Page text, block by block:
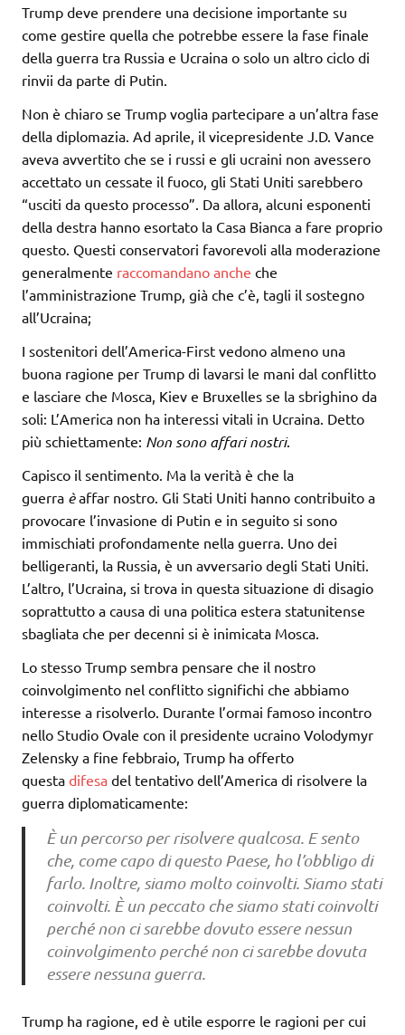
Trump deve prendere una decisione importante su
come gestire quella che potrebbe essere la fase finale
della guerra tra Russia e Ucraina o solo un altro ciclo di
rinvii da parte di Putin.
Non è chiaro se Trump voglia partecipare a un’altra fase
della diplomazia. Ad aprile, il vicepresidente J.D. Vance
aveva avvertito che se i russi e gli ucraini non avessero
accettato un cessate il fuoco, gli Stati Uniti sarebbero
“usciti da questo processo”. Da allora, alcuni esponenti
della destra hanno esortato la Casa Bianca a fare proprio
questo. Questi conservatori favorevoli alla moderazione
generalmente raccomandano anche che
l’amministrazione Trump, già che c’è, tagli il sostegno
all’Ucraina;
I sostenitori dell’America-First vedono almeno una
buona ragione per Trump di lavarsi le mani dal conflitto
e lasciare che Mosca, Kiev e Bruxelles se la sbrighino da
soli: L’America non ha interessi vitali in Ucraina. Detto
più schiettamente: Non sono affari nostri.
Capisco il sentimento. Ma la verità è che la
guerra èaffar nostro. Gli Stati Uniti hanno contribuito a
provocare l’invasione di Putin e in seguito si sono
immischiati profondamente nella guerra. Uno dei
belligeranti, la Russia, è un avversario degli Stati Uniti.
L’altro, l’Ucraina, si trova in questa situazione di disagio
soprattutto a causa di una politica estera statunitense
sbagliata che per decenni si è inimicata Mosca.
Lo stesso Trump sembra pensare che il nostro
coinvolgimento nel conflitto significhi che abbiamo
interesse a risolverlo. Durante l’ormai famoso incontro
nello Studio Ovale con il presidente ucraino Volodymyr
Zelensky a fine febbraio, Trump ha offerto
questa difesa del tentativo dell’America di risolvere la
guerra diplomaticamente:
È un percorso per risolvere qualcosa. E sento
che, come capo di questo Paese, ho l’obbligo di
farlo. Inoltre, siamo molto coinvolti. Siamo stati
coinvolti. È un peccato che siamo stati coinvolti
perché non ci sarebbe dovuto essere nessun
coinvolgimento perché non ci sarebbe dovuta
essere nessuna guerra.
Trump ha ragione, ed è utile esporre le ragioni per cui